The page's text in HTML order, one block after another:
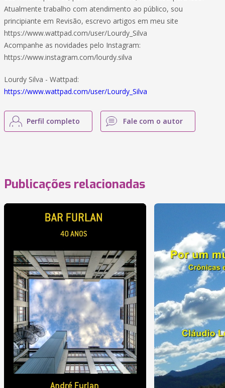
Atualmente trabalho com atendimento ao público, sou
principiante em Revisão, escrevo artigos em meu site
https://www.wattpad.com/user/Lourdy_Silva
Acompanhe as novidades pelo Instagram:
https://www.instagram.com/lourdy.silva
Lourdy Silva - Wattpad:
https://www.wattpad.com/user/Lourdy_Silva
Perfil completo Fale com o autor
Publicações relacionadas